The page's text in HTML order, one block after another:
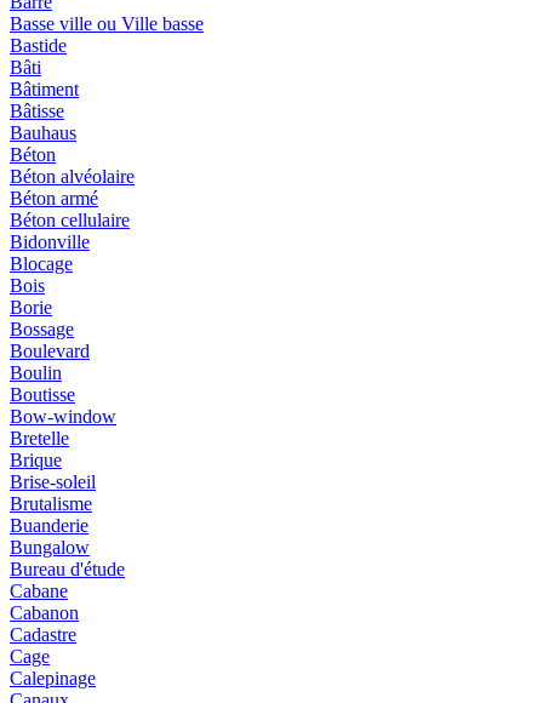
Basse ville ou Ville basse
Bastide
Bâti
Bâtiment
Bâtisse
Bauhaus
Béton
Béton alvéolaire
Béton armé
Béton cellulaire
Bidonville
Blocage
Bois
Borie
Bossage
Boulevard
Boulin
Boutisse
Bow-window
Bretelle
Brique
Brise-soleil
Brutalisme
Buanderie
Bungalow
Bureau d'étude
Cabane
Cabanon
Cadastre
Cage
Calepinage